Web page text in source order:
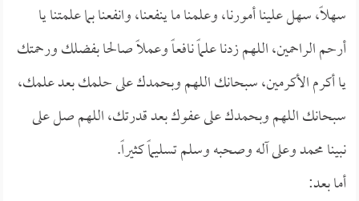
سهلاً، سهل علينا أمورنا، وعلمنا ما ينفعنا، وانفعنا بما علمتنا يا
أرحم الراحمين، اللهم زدنا علماً نافعاً وعملاً صالحا بفضلك ورحمتك
يا أكرم الأكرمين، سبحانك اللهم وبحمدك على حلمك بعد علمك،
سبحانك اللهم وبحمدك على عفوك بعد قدرتك، اللهم صل على
نبينا محمد وعلى آله وصحبه وسلم تسليماً كثيراً.
أما بعد: